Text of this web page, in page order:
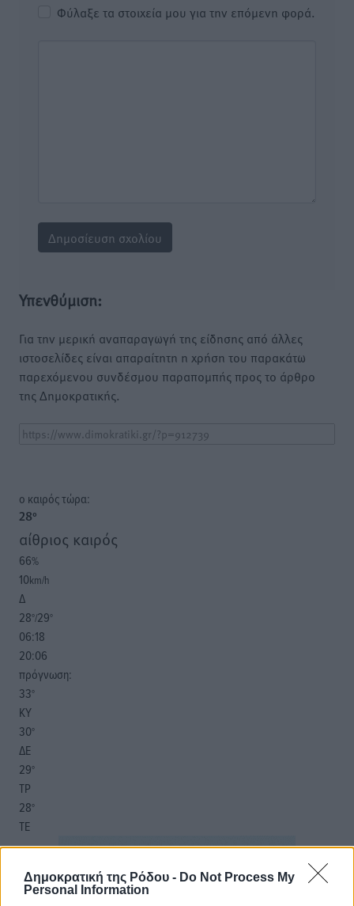
Δημοκρατική της Ρόδου - Do Not Process My
Personal Information
Φύλαξε τα στοιχεία μου για την επόμενη φορά.
Υπενθύμιση:
Για την μερική αναπαραγωγή της είδησης από άλλες
ιστοσελίδες είναι απαραίτητη η χρήση του παρακάτω
παρεχόμενου συνδέσμου παραπομπής προς το άρθρο
της Δημοκρατικής.
o καιρός τώρα:
28°
αίθριος καιρός
66%
10km/h
Δ
28°/29°
06:18
20:06
πρόγνωση:
33°
ΚΥ
30°
ΔΕ
29°
ΤΡ
28°
ΤΕ